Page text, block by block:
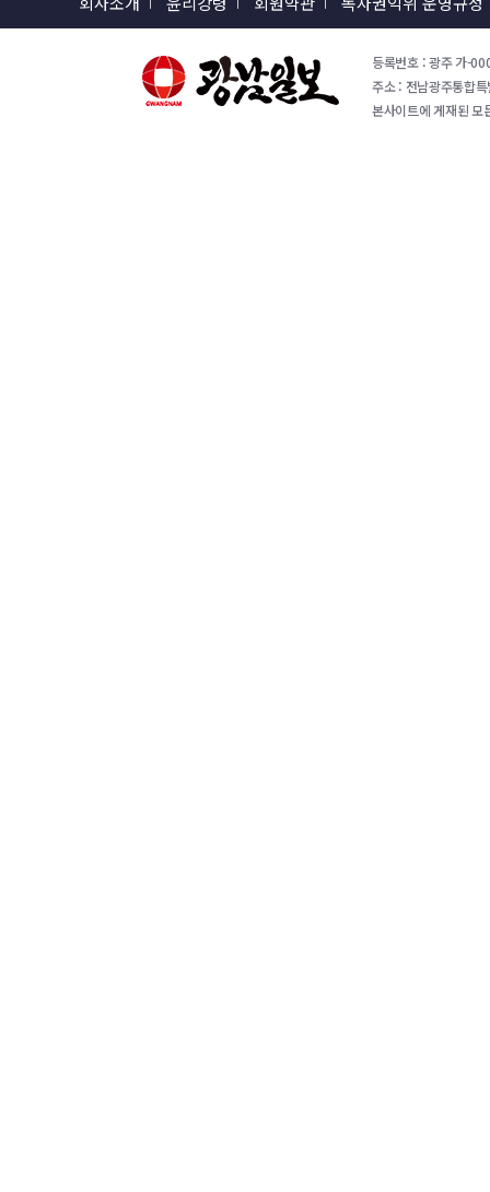
등록번호 : 광주 가-
주소 : 전남광주통합
본사이트에 게재된 모